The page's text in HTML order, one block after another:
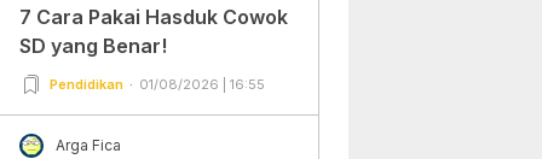
7 Cara Pakai Hasduk Cowok
SD yang Benar!
Pendidikan 01/08/2026 | 16:55
Arga Fica